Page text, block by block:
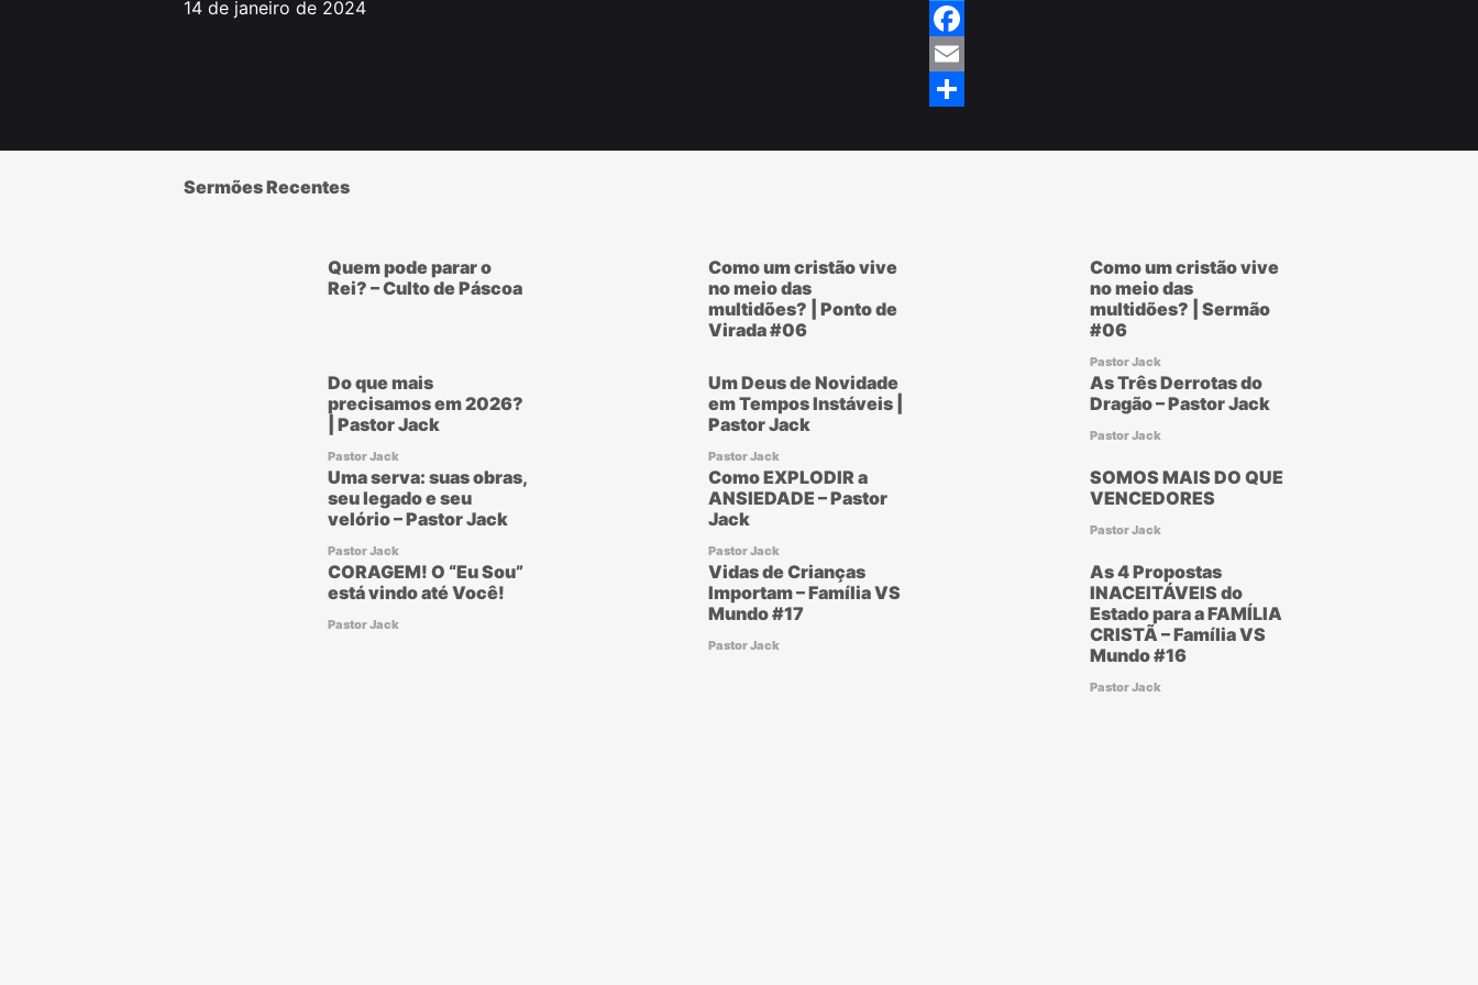
14 de janeiro de 2024
Twitter
Facebook
Email
Sermões Recentes
Quem pode parar o
Rei? – Culto de Páscoa
Como um cristão vive
no meio das
multidões? | Ponto de
Virada #06
Como um cristão vive
no meio das
multidões? | Sermão
#06
Pastor Jack
Do que mais
precisamos em 2026?
| Pastor Jack
Pastor Jack
Um Deus de Novidade
em Tempos Instáveis |
Pastor Jack
Pastor Jack
As Três Derrotas do
Dragão – Pastor Jack
Pastor Jack
Uma serva: suas obras,
seu legado e seu
velório – Pastor Jack
Pastor Jack
Como EXPLODIR a
ANSIEDADE – Pastor
Jack
Pastor Jack
SOMOS MAIS DO QUE
VENCEDORES
Pastor Jack
CORAGEM! O “Eu Sou”
está vindo até Você!
Pastor Jack
Vidas de Crianças
Importam – Família VS
Mundo #17
Pastor Jack
As 4 Propostas
INACEITÁVEIS do
Estado para a FAMÍLIA
CRISTÃ – Família VS
Mundo #16
Pastor Jack